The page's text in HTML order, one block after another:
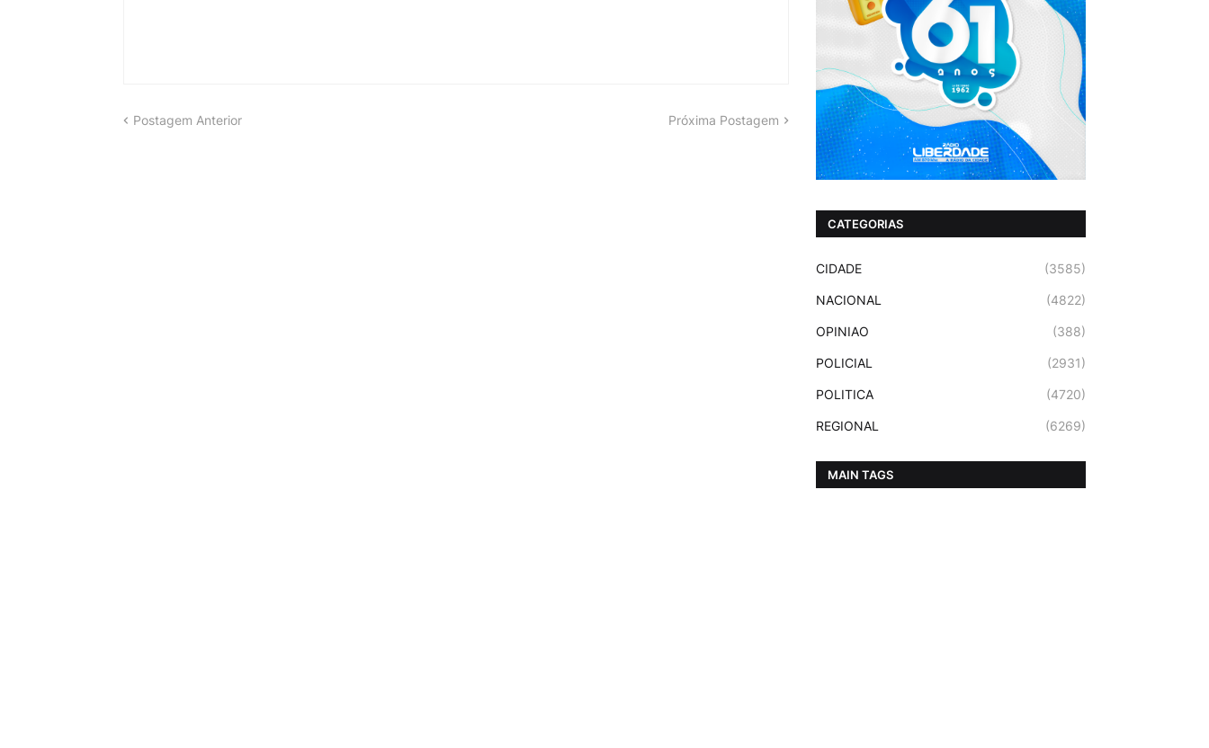
Postagem Anterior Próxima Postagem
CATEGORIAS
CIDADE (3585)
NACIONAL (4822)
OPINIAO (388)
POLICIAL (2931)
POLITICA (4720)
REGIONAL (6269)
MAIN TAGS